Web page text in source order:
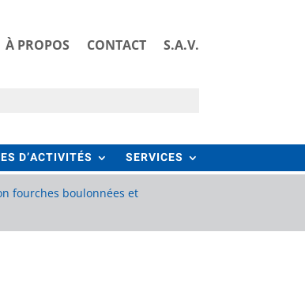
À PROPOS CONTACT S.A.V.
D’ACTIVITÉS SERVICES
fourches boulonnées et